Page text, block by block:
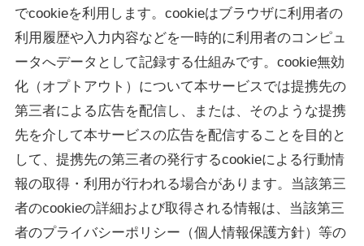
でcookieを利用します。cookieはブラウザに利用者の
利用履歴や入力内容などを一時的に利用者のコンピュ
ータへデータとして記録する仕組みです。cookie無効
化（オプトアウト）について本サービスでは提携先の
第三者による広告を配信し、または、そのような提携
先を介して本サービスの広告を配信することを目的と
して、提携先の第三者の発行するcookieによる行動情
報の取得・利用が行われる場合があります。当該第三
者のcookieの詳細および取得される情報は、当該第三
者のプライバシーポリシー（個人情報保護方針）等の